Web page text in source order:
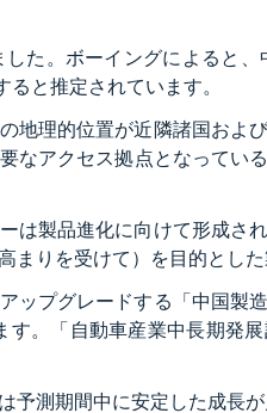
た。ボーイングによると、
と推定されています。
地理的位置が近隣諸国およ
なアクセス拠点となってい
は製品進化に向けて形成さ
りを受けて）を目的とした
プグレードする「中国製
。「自動車産業中長期発
測期間中に安定した成長が